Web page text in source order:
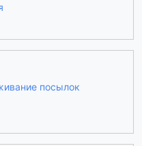
посылок